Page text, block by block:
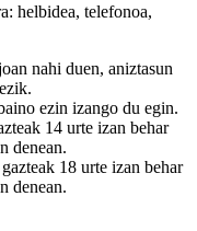
helbidea, telefonoa,
nahi duen, aniztasun
ezin izango du egin.
14 urte izan behar
denean.
18 urte izan behar
denean.